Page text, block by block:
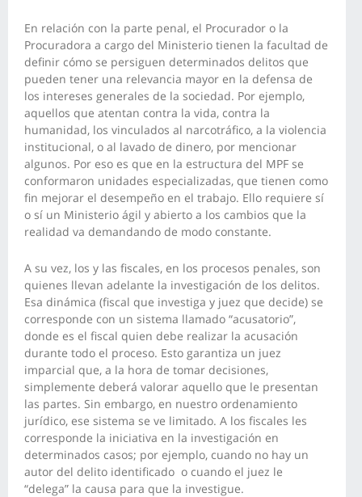
En relación con la parte penal, el Procurador o la
Procuradora a cargo del Ministerio tienen la facultad de
definir cómo se persiguen determinados delitos que
pueden tener una relevancia mayor en la defensa de
los intereses generales de la sociedad. Por ejemplo,
aquellos que atentan contra la vida, contra la
humanidad, los vinculados al narcotráfico, a la violencia
institucional, o al lavado de dinero, por mencionar
algunos. Por eso es que en la estructura del MPF se
conformaron unidades especializadas, que tienen como
fin mejorar el desempeño en el trabajo. Ello requiere sí
o sí un Ministerio ágil y abierto a los cambios que la
realidad va demandando de modo constante.
A su vez, los y las fiscales, en los procesos penales, son
quienes llevan adelante la investigación de los delitos.
Esa dinámica (fiscal que investiga y juez que decide) se
corresponde con un sistema llamado “acusatorio”,
donde es el fiscal quien debe realizar la acusación
durante todo el proceso. Esto garantiza un juez
imparcial que, a la hora de tomar decisiones,
simplemente deberá valorar aquello que le presentan
las partes. Sin embargo, en nuestro ordenamiento
jurídico, ese sistema se ve limitado. A los fiscales les
corresponde la iniciativa en la investigación en
determinados casos; por ejemplo, cuando no hay un
autor del delito identificado o cuando el juez le
“delega” la causa para que la investigue.